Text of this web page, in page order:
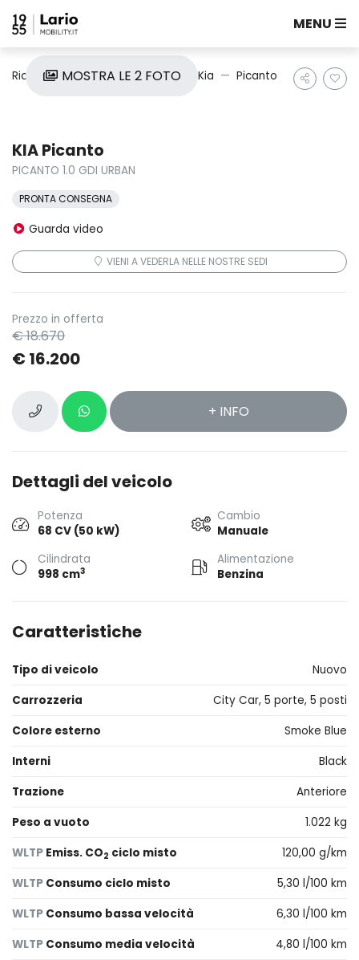
MENU
Ricerca auto Nuove e Km0 Kia Picanto
MOSTRA LE 2 FOTO
KIA Picanto
PICANTO 1.0 GDI URBAN
PRONTA CONSEGNA
Guarda video
VIENI A VEDERLA NELLE NOSTRE SEDI
Prezzo in offerta
€ 18.670
€ 16.200
+ INFO
Dettagli del veicolo
Potenza
68 CV (50 kW)
Cambio
Manuale
Cilindrata
998 cm3
Alimentazione
Benzina
Caratteristiche
Tipo di veicolo
Nuovo
Carrozzeria
City Car, 5 porte, 5 posti
Colore esterno
Smoke Blue
Interni
Black
Trazione
Anteriore
Peso a vuoto
1.022 kg
WLTP Emiss. CO2 ciclo misto
120,00 g/km
WLTP Consumo ciclo misto
5,30 l/100 km
WLTP Consumo bassa velocità
6,30 l/100 km
WLTP Consumo media velocità
4,80 l/100 km